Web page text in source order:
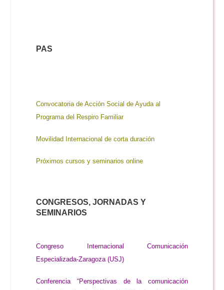
PAS
Convocatoria de Acción Social de Ayuda al
Programa del Respiro Familiar
Movilidad Internacional de corta duración
Próximos cursos y seminarios online
CONGRESOS, JORNADAS Y
SEMINARIOS
Congreso Internacional Comunicación
Especializada-Zaragoza (USJ)
Conferencia “Perspectivas de la comunicación